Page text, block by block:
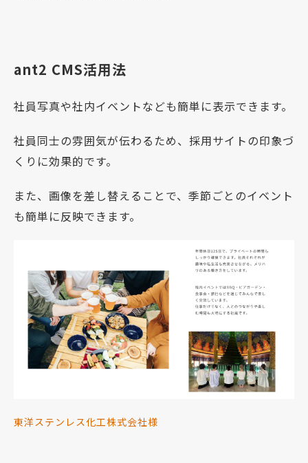
ant2 CMS活用法
社員写真や社内イベントなども簡単に表示できます。
社員同士の雰囲気が伝わるため、採用サイトの印象づ
くりに効果的です。
また、画像を差し替えることで、季節ごとのイベント
も簡単に反映できます。
東洋ステンレス化工株式会社様